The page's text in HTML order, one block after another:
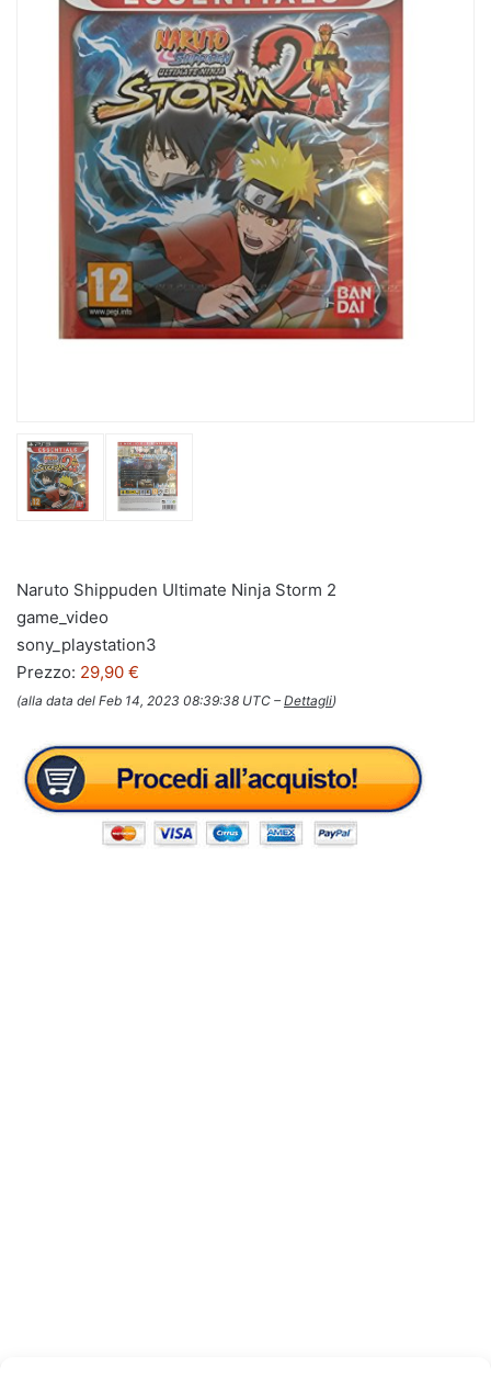
Naruto Shippuden Ultimate Ninja Storm 2
game_video
sony_playstation3
Prezzo: 29,90 €
(alla data del Feb 14, 2023 08:39:38 UTC –Dettagli)